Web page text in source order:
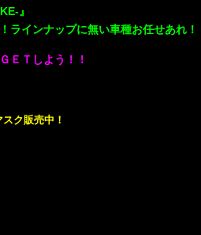
』
ラインナップに無い車種お任せあれ！
ＥＴしよう！！
ク販売中！